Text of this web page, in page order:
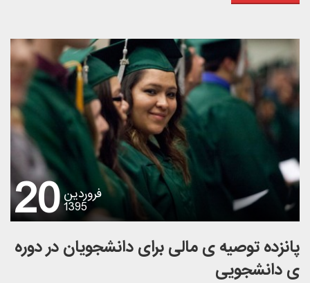
20 فروردین
1395
پانزده توصیه ی مالی برای دانشجویان در دوره
ی دانشجویی